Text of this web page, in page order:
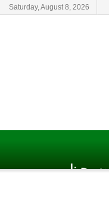
Saturday, August 8, 2026
چینل